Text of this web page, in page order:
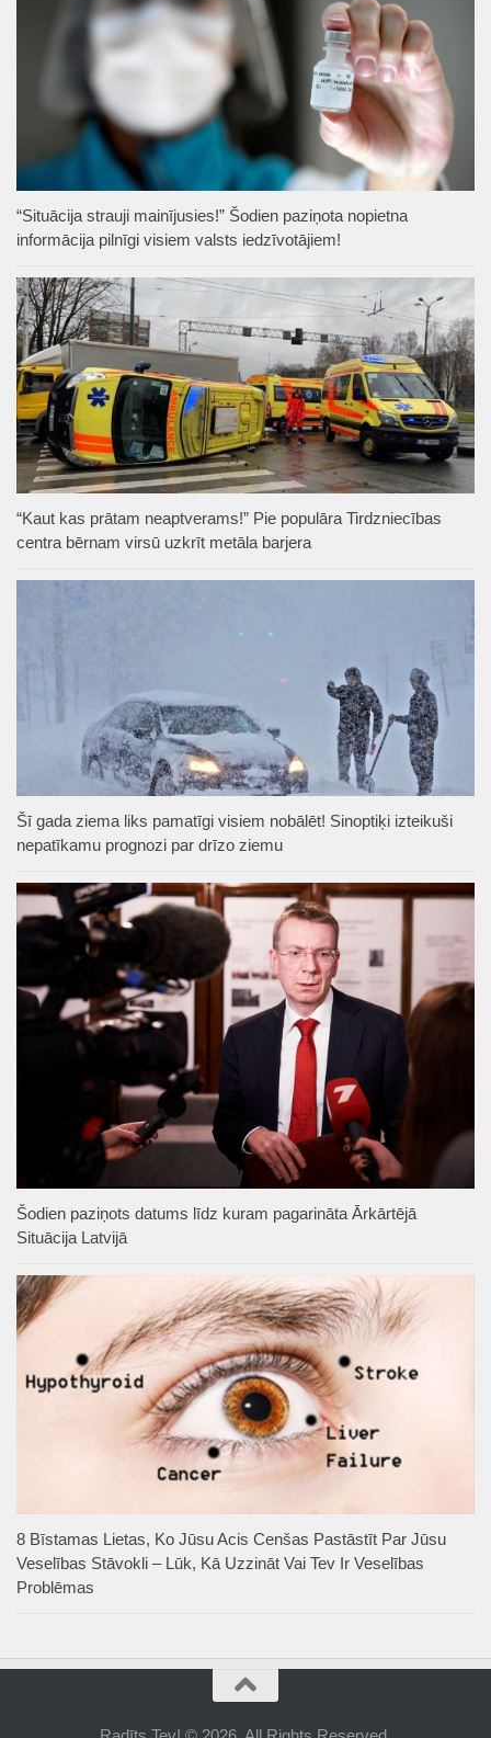
“Situācija strauji mainījusies!” Šodien paziņota nopietna
informācija pilnīgi visiem valsts iedzīvotājiem!
“Kaut kas prātam neaptverams!” Pie populāra Tirdzniecības
centra bērnam virsū uzkrīt metāla barjera
Šī gada ziema liks pamatīgi visiem nobālēt! Sinoptiķi izteikuši
nepatīkamu prognozi par drīzo ziemu
Šodien paziņots datums līdz kuram pagarināta Ārkārtējā
Situācija Latvijā
8 Bīstamas Lietas, Ko Jūsu Acis Cenšas Pastāstīt Par Jūsu
Veselības Stāvokli – Lūk, Kā Uzzināt Vai Tev Ir Veselības
Problēmas